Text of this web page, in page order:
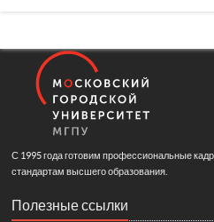
С 1995 года готовим профессиональные
стандартам высшего образования.
Полезные ссылки